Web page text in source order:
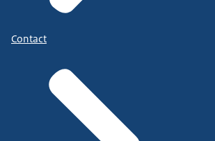
Contact